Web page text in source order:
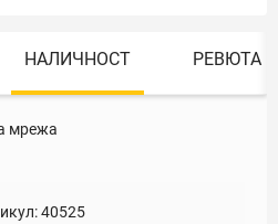
НАЛИЧНОСТ РЕВЮТА
мрежа
40525